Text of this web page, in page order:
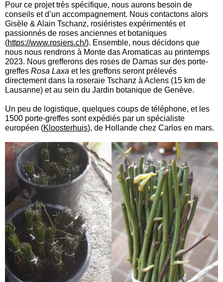
Pour ce projet très spécifique, nous aurons besoin de
conseils et d’un accompagnement. Nous contactons alors
Gisèle & Alain Tschanz, rosiéristes expérimentés et
passionnés de roses anciennes et botaniques
(https://www.rosiers.ch/). Ensemble, nous décidons que
nous nous rendrons à Monte das Aromaticas au printemps
2023. Nous grefferons des roses de Damas sur des porte-
greffes Rosa Laxa et les greffons seront prélevés
directement dans la roseraie Tschanz à Aclens (15 km de
Lausanne) et au sein du Jardin botanique de Genève.
Un peu de logistique, quelques coups de téléphone, et les
1500 porte-greffes sont expédiés par un spécialiste
européen (Kloosterhuis), de Hollande chez Carlos en mars.